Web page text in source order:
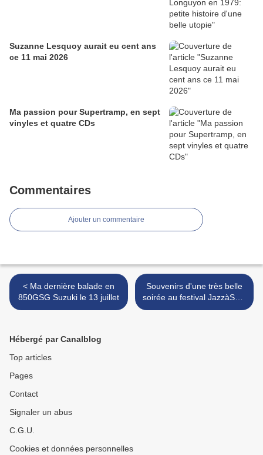
Suzanne Lesquoy aurait eu cent ans
ce 11 mai 2026
Ma passion pour Supertramp, en sept
vinyles et quatre CDs
Commentaires
Ajouter un commentaire
< Ma dernière balade en
850GSG Suzuki le 13 juillet
Souvenirs d'une très belle
soirée au festival JazzàSète
hier soir >
Hébergé par Canalblog
Top articles
Pages
Contact
Signaler un abus
C.G.U.
Cookies et données personnelles